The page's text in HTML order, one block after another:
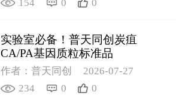
154
0 0
实验室必备！普天同创炭疽
CA/PA基因质粒标准品
作者：普天同创
2026-07-27
234
0 0